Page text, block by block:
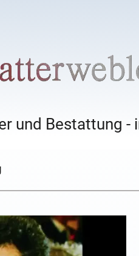
und Bestattung